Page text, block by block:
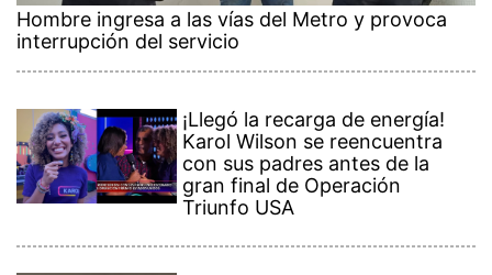
Hombre ingresa a las vías del Metro y provoca
interrupción del servicio
¡Llegó la recarga de energía!
Karol Wilson se reencuentra
con sus padres antes de la
gran final de Operación
Triunfo USA